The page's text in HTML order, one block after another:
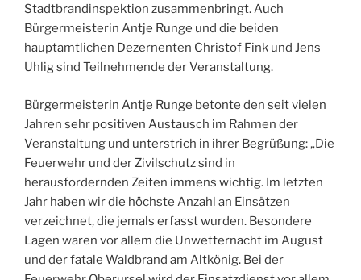
Stadtbrandinspektion zusammenbringt. Auch
Bürgermeisterin Antje Runge und die beiden
hauptamtlichen Dezernenten Christof Fink und Jens
Uhlig sind Teilnehmende der Veranstaltung.
Bürgermeisterin Antje Runge betonte den seit vielen
Jahren sehr positiven Austausch im Rahmen der
Veranstaltung und unterstrich in ihrer Begrüßung: „Die
Feuerwehr und der Zivilschutz sind in
herausfordernden Zeiten immens wichtig. Im letzten
Jahr haben wir die höchste Anzahl an Einsätzen
verzeichnet, die jemals erfasst wurden. Besondere
Lagen waren vor allem die Unwetternacht im August
und der fatale Waldbrand am Altkönig. Bei der